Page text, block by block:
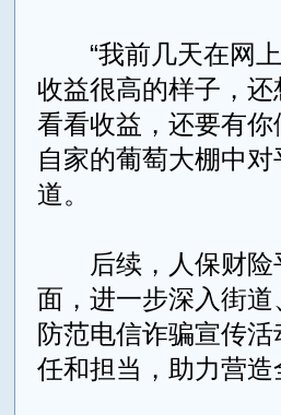
“我前几天在网
收益很高的样子，
看看收益，还要有
自家的葡萄大棚中
道。
后续，人保财险
面，进一步深入街
防范电信诈骗宣传
任和担当，助力营